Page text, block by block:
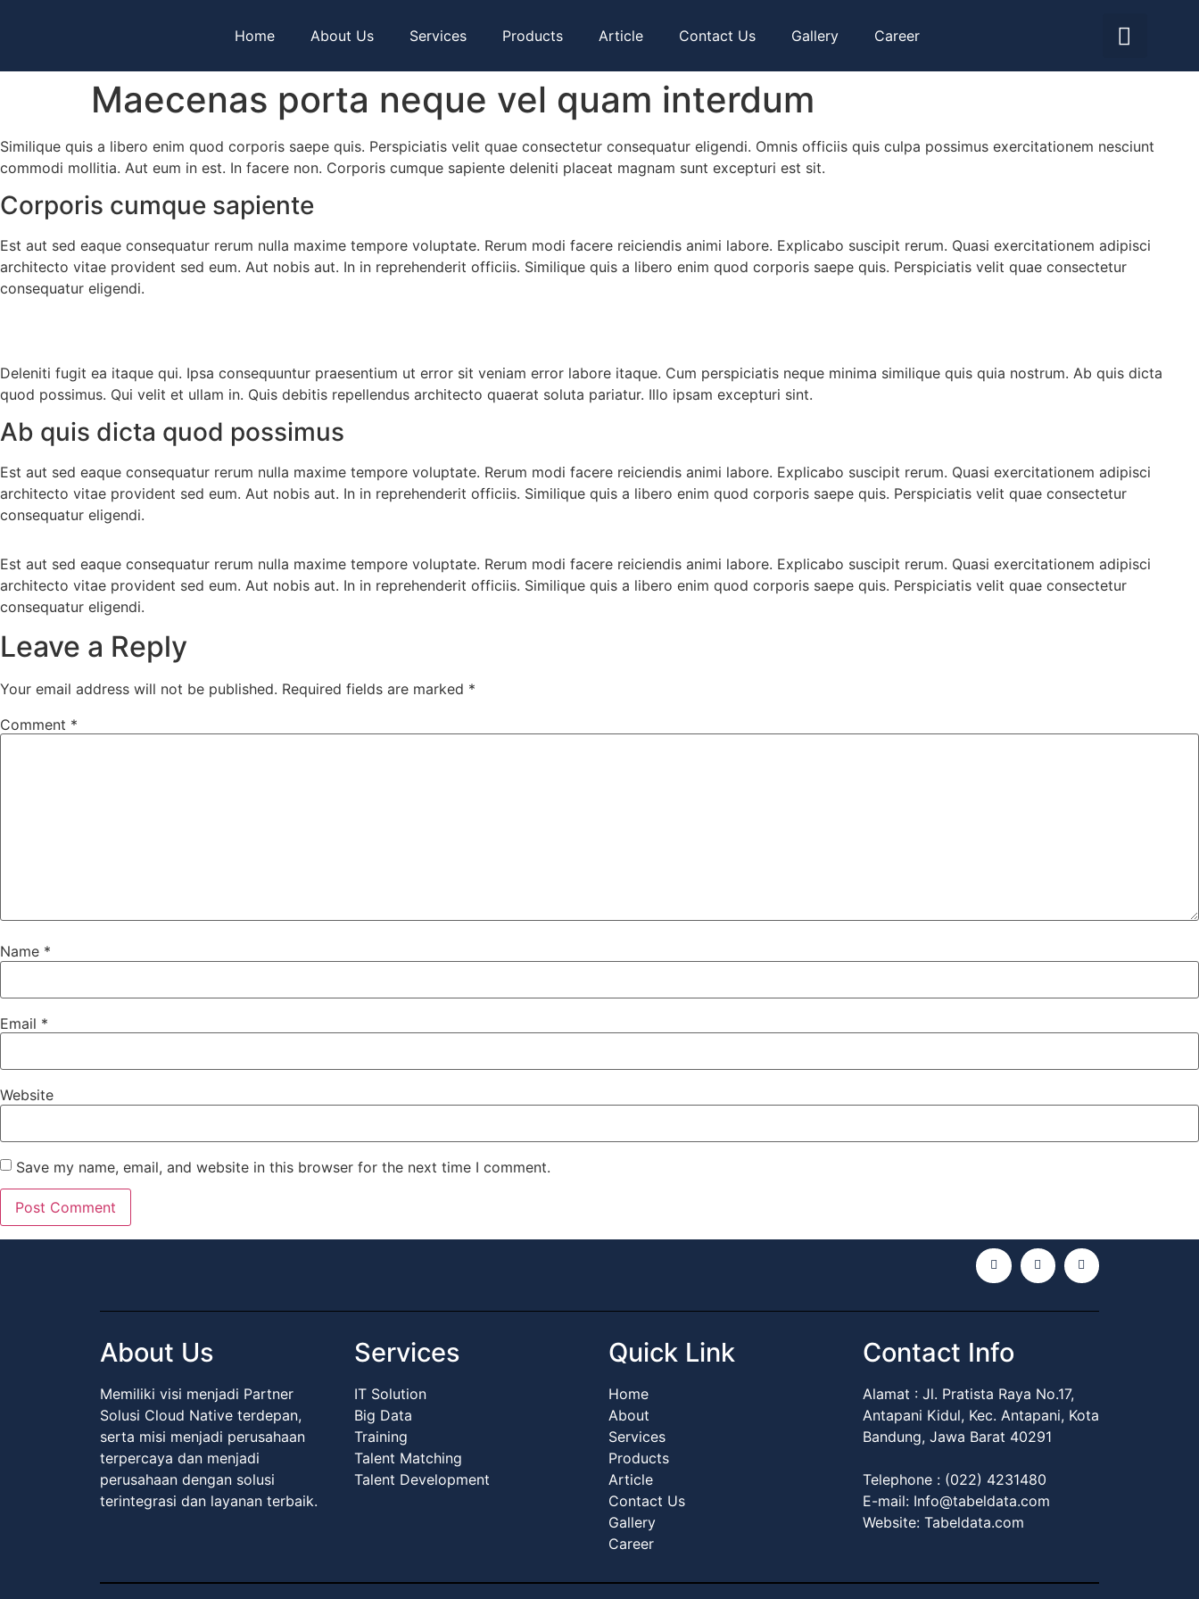
Home About Us Services Products Article Contact Us Gallery Career
Maecenas porta neque vel quam interdum
Similique quis a libero enim quod corporis saepe quis. Perspiciatis velit quae consectetur consequatur eligendi. Omnis officiis quis culpa possimus exercitationem nesciunt
commodi mollitia. Aut eum in est. In facere non. Corporis cumque sapiente deleniti placeat magnam sunt excepturi est sit.
Corporis cumque sapiente
Est aut sed eaque consequatur rerum nulla maxime tempore voluptate. Rerum modi facere reiciendis animi labore. Explicabo suscipit rerum. Quasi exercitationem adipisci
architecto vitae provident sed eum. Aut nobis aut. In in reprehenderit officiis. Similique quis a libero enim quod corporis saepe quis. Perspiciatis velit quae consectetur
consequatur eligendi.
Deleniti fugit ea itaque qui. Ipsa consequuntur praesentium ut error sit veniam error labore itaque. Cum perspiciatis neque minima similique quis quia nostrum. Ab quis dicta
quod possimus. Qui velit et ullam in. Quis debitis repellendus architecto quaerat soluta pariatur. Illo ipsam excepturi sint.
Ab quis dicta quod possimus
Est aut sed eaque consequatur rerum nulla maxime tempore voluptate. Rerum modi facere reiciendis animi labore. Explicabo suscipit rerum. Quasi exercitationem adipisci
architecto vitae provident sed eum. Aut nobis aut. In in reprehenderit officiis. Similique quis a libero enim quod corporis saepe quis. Perspiciatis velit quae consectetur
consequatur eligendi.
Est aut sed eaque consequatur rerum nulla maxime tempore voluptate. Rerum modi facere reiciendis animi labore. Explicabo suscipit rerum. Quasi exercitationem adipisci
architecto vitae provident sed eum. Aut nobis aut. In in reprehenderit officiis. Similique quis a libero enim quod corporis saepe quis. Perspiciatis velit quae consectetur
consequatur eligendi.
Leave a Reply
Your email address will not be published. Required fields are marked *
Comment *
Name *
Email *
Website
Save my name, email, and website in this browser for the next time I comment.
About Us
Memiliki visi menjadi Partner
Solusi Cloud Native terdepan,
serta misi menjadi perusahaan
terpercaya dan menjadi
perusahaan dengan solusi
terintegrasi dan layanan terbaik.
Services
IT Solution
Big Data
Training
Talent Matching
Talent Development
Quick Link
Home
About
Services
Products
Article
Contact Us
Gallery
Career
Contact Info
Alamat : Jl. Pratista Raya No.17,
Antapani Kidul, Kec. Antapani, Kota
Bandung, Jawa Barat 40291
Telephone : (022) 4231480
E-mail: Info@tabeldata.com
Website: Tabeldata.com